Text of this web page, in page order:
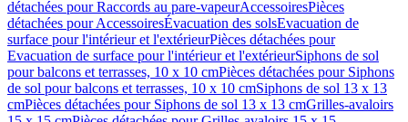
détachées pour Raccords au pare-vapeurAccessoiresPièces
détachées pour AccessoiresÉvacuation des solsEvacuation de
surface pour l'intérieur et l'extérieurPièces détachées pour
Evacuation de surface pour l'intérieur et l'extérieurSiphons de sol
pour balcons et terrasses, 10 x 10 cmPièces détachées pour Siphons
de sol pour balcons et terrasses, 10 x 10 cmSiphons de sol 13 x 13
cmPièces détachées pour Siphons de sol 13 x 13 cmGrilles-avaloirs